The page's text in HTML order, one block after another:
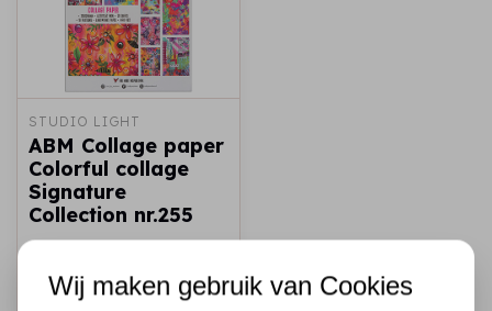
STUDIO LIGHT
ABM Collage paper
Colorful collage
Signature
Collection nr.255
Snel toevoegen
Wij maken gebruik van Cookies